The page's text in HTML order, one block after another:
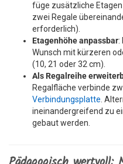
füge zusätzliche
zwei Regale
erforderlich).
Etagenhöhe anpassbar:
Wunsch mit kürzeren
(10, 21 oder 32 cm).
Als Regalreihe
Regalfläche verbinde
Verbindungsplatte .
ineinandergreifend zu
gebaut werden.